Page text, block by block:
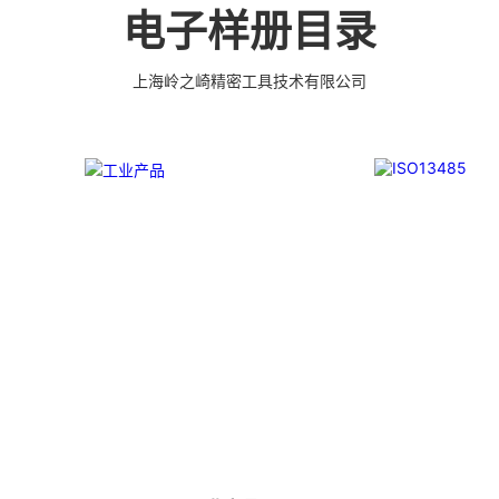
有完美的刃口品质和高可至士 0.0005mm( ±
的尺寸公差，实现高效率、低成本的应用。
头和陶瓷钻头，等等。我们也可以
具。 我们使用不锈钢材料。 我们
意图纸或者样品来生产任何牙科种
电子样册目录
上海岭之崎精密工具技术有限公司